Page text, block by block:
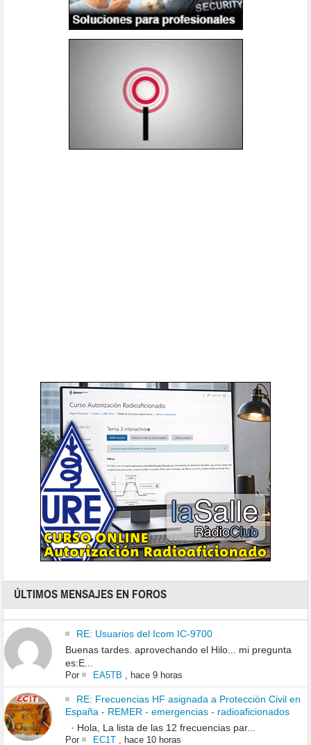
ÚLTIMOS MENSAJES EN FOROS
RE: Usuarios del Icom IC-9700
Buenas tardes. aprovechando el Hilo... mi pregunta
es:E...
Por EA5TB hace 9 horas
RE: Frecuencias HF asignada a Protección Civil en
España - REMER - emergencias - radioaficionados
· Hola, La lista de las 12 frecuencias par...
Por EC1T, hace 10 horas